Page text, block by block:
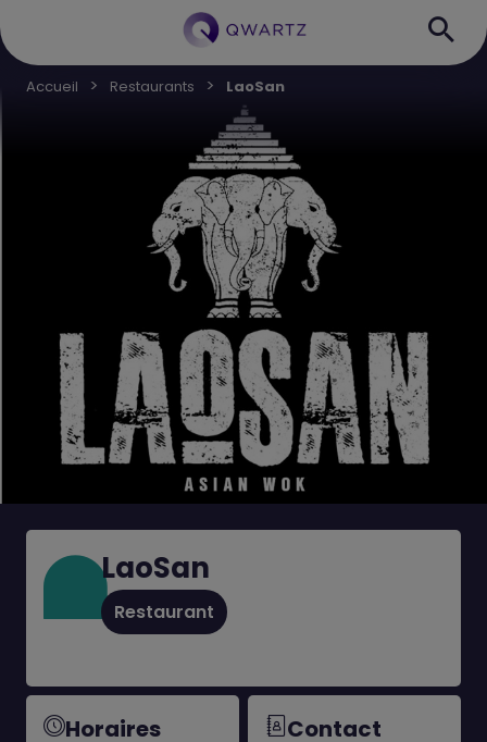
Accueil Restaurants LaoSan
LaoSan
Restaurant
Horaires Contact